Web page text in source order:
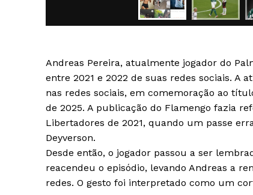
Andreas Pereira, atualmente jogador do
entre 2021 e 2022 de suas redes sociais. A
nas redes sociais, em comemoração ao
de 2025. A publicação do Flamengo fazia
Libertadores de 2021, quando um passe
Deyverson.
Desde então, o jogador passou a ser
reacendeu o episódio, levando Andreas a
redes. O gesto foi interpretado como um